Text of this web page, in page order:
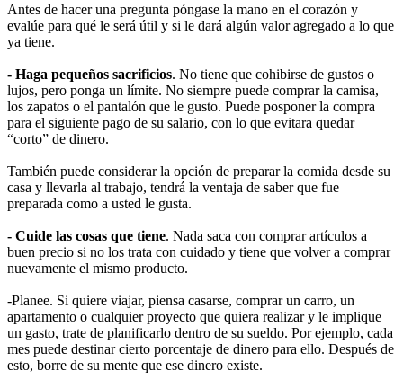
Antes de hacer una pregunta póngase la mano en el corazón y
evalúe para qué le será útil y si le dará algún valor agregado a lo que
ya tiene.
- Haga pequeños sacrificios. No tiene que cohibirse de gustos o
lujos, pero ponga un límite. No siempre puede comprar la camisa,
los zapatos o el pantalón que le gusto. Puede posponer la compra
para el siguiente pago de su salario, con lo que evitara quedar
“corto” de dinero.
También puede considerar la opción de preparar la comida desde su
casa y llevarla al trabajo, tendrá la ventaja de saber que fue
preparada como a usted le gusta.
- Cuide las cosas que tiene. Nada saca con comprar artículos a
buen precio si no los trata con cuidado y tiene que volver a comprar
nuevamente el mismo producto.
-Planee. Si quiere viajar, piensa casarse, comprar un carro, un
apartamento o cualquier proyecto que quiera realizar y le implique
un gasto, trate de planificarlo dentro de su sueldo. Por ejemplo, cada
mes puede destinar cierto porcentaje de dinero para ello. Después de
esto, borre de su mente que ese dinero existe.